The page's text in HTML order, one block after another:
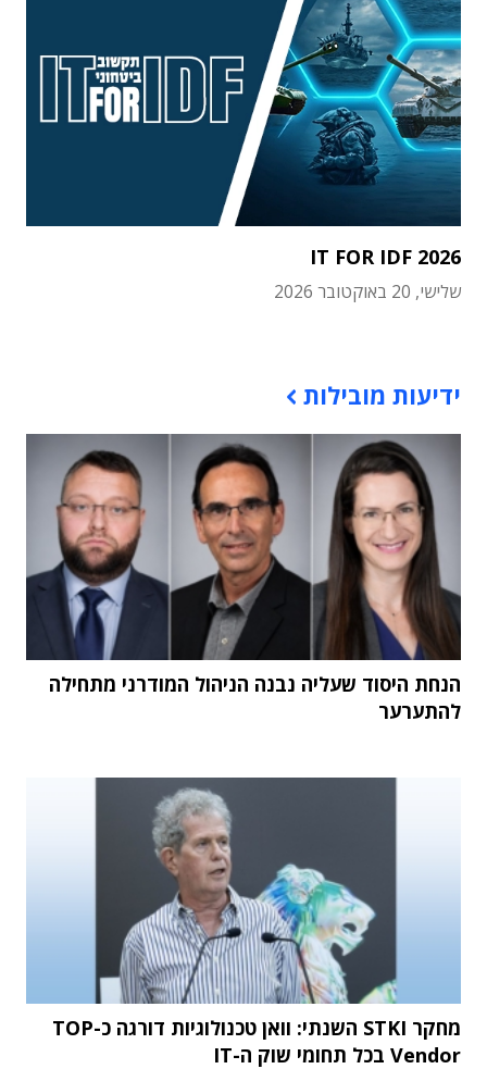
IT FOR IDF 2026
שלישי, 20 באוקטובר 2026
ידיעות מובילות
הנחת היסוד שעליה נבנה הניהול המודרני מתחילה
להתערער
מחקר STKI השנתי: וואן טכנולוגיות דורגה כ-TOP
Vendor בכל תחומי שוק ה-IT